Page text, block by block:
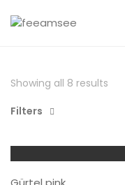
IMPRESSUM
Showing all 8 results
Filters